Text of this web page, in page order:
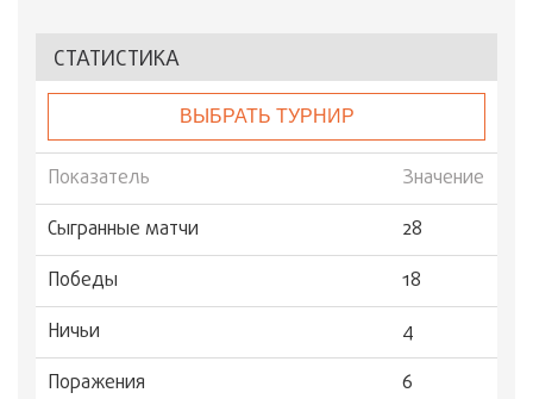
СТАТИСТИКА
ВЫБРАТЬ ТУРНИР
Показатель
Значение
Сыгранные матчи
28
Победы
18
Ничьи
4
Поражения
6